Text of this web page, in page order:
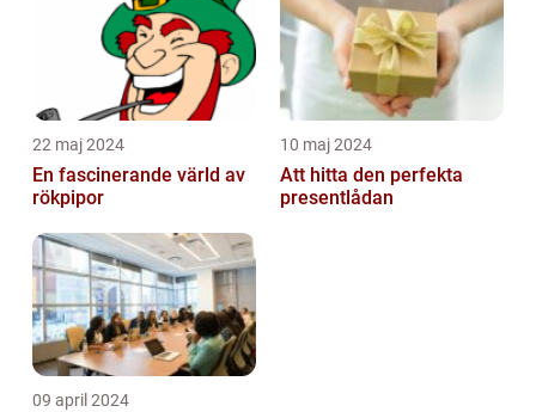
22 maj 2024
En fascinerande värld av
rökpipor
10 maj 2024
Att hitta den perfekta
presentlådan
09 april 2024